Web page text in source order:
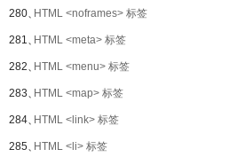
280、HTML <noframes> 标签
281、HTML <meta> 标签
282、HTML <menu> 标签
283、HTML <map> 标签
284、HTML <link> 标签
285、HTML <li> 标签